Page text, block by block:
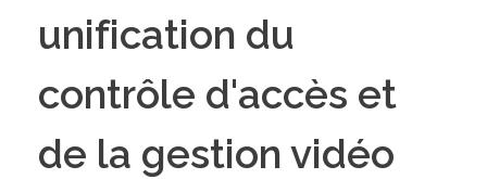
unification du
contrôle d'accès et
de la gestion vidéo